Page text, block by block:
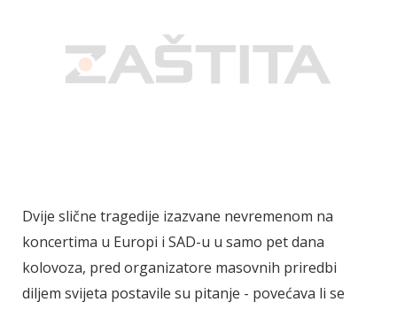
Dvije slične tragedije izazvane nevremenom na
koncertima u Europi i SAD-u u samo pet dana
kolovoza, pred organizatore masovnih priredbi
diljem svijeta postavile su pitanje - povećava li se